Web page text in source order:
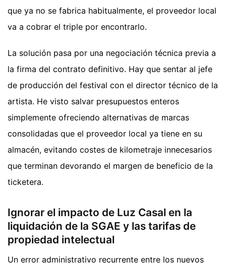
que ya no se fabrica habitualmente, el proveedor local
va a cobrar el triple por encontrarlo.
La solución pasa por una negociación técnica previa a
la firma del contrato definitivo. Hay que sentar al jefe
de producción del festival con el director técnico de la
artista. He visto salvar presupuestos enteros
simplemente ofreciendo alternativas de marcas
consolidadas que el proveedor local ya tiene en su
almacén, evitando costes de kilometraje innecesarios
que terminan devorando el margen de beneficio de la
ticketera.
Ignorar el impacto de Luz Casal en la
liquidación de la SGAE y las tarifas de
propiedad intelectual
Un error administrativo recurrente entre los nuevos